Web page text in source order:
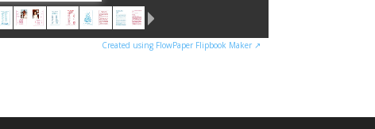
Created using FlowPaper Flipbook Maker ↗